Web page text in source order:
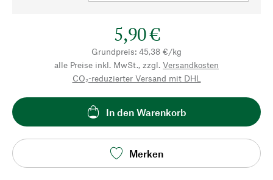
5,90 €
Grundpreis: 45,38 €/kg
alle Preise inkl. MwSt., zzgl. Versandkosten
CO₂-reduzierter Versand mit DHL
In den Warenkorb
Merken